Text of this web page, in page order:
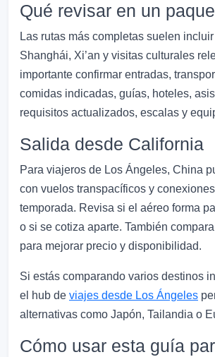
Qué revisar en un
Las rutas más completas suelen
Shanghái, Xi’an y visitas culturales
importante confirmar entradas,
comidas indicadas, guías, hoteles,
requisitos actualizados, escalas y
Salida desde California
Para viajeros de Los Ángeles, China
con vuelos transpacíficos y
temporada. Revisa si el aéreo forma
o si se cotiza aparte. También
para mejorar precio y disponibilidad.
Si estás comparando varios destinos
el hub de viajes desde Los Ángeles
alternativas como Japón, Tailandia o
Cómo usar esta guía